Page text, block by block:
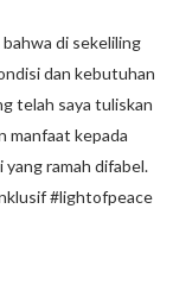
bahwa di sekeliling
dan kebutuhan
telah saya tuliskan
manfaat kepada
yang ramah difabel.
#lightofpeace